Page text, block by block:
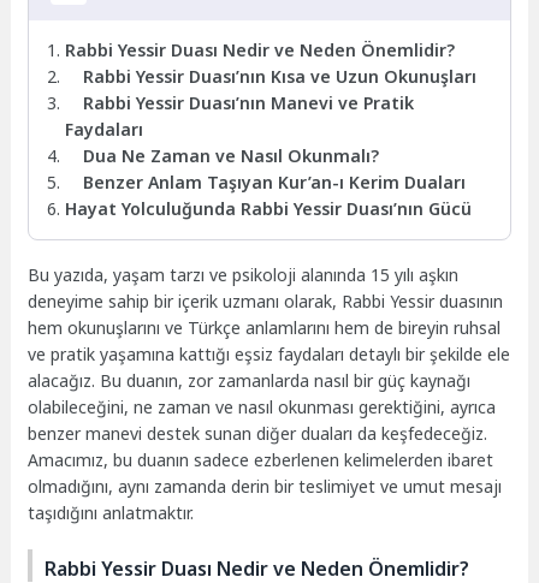
Rabbi Yessir Duası Nedir ve Neden Önemlidir?
Rabbi Yessir Duası’nın Kısa ve Uzun Okunuşları
Rabbi Yessir Duası’nın Manevi ve Pratik
Faydaları
Dua Ne Zaman ve Nasıl Okunmalı?
Benzer Anlam Taşıyan Kur’an-ı Kerim Duaları
Hayat Yolculuğunda Rabbi Yessir Duası’nın Gücü
Bu yazıda, yaşam tarzı ve psikoloji alanında 15 yılı aşkın
deneyime sahip bir içerik uzmanı olarak, Rabbi Yessir duasının
hem okunuşlarını ve Türkçe anlamlarını hem de bireyin ruhsal
ve pratik yaşamına kattığı eşsiz faydaları detaylı bir şekilde ele
alacağız. Bu duanın, zor zamanlarda nasıl bir güç kaynağı
olabileceğini, ne zaman ve nasıl okunması gerektiğini, ayrıca
benzer manevi destek sunan diğer duaları da keşfedeceğiz.
Amacımız, bu duanın sadece ezberlenen kelimelerden ibaret
olmadığını, aynı zamanda derin bir teslimiyet ve umut mesajı
taşıdığını anlatmaktır.
Rabbi Yessir Duası Nedir ve Neden Önemlidir?